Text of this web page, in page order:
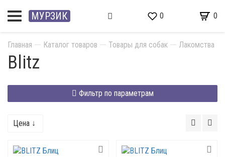
МУРЗИК 0 0
Главная Каталог товаров Товары для собак Лакомства
Blitz
Фильтр по параметрам
Цена ↓